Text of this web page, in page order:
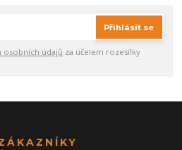
Přihlásit se
osobních údajů za účelem rozesílky